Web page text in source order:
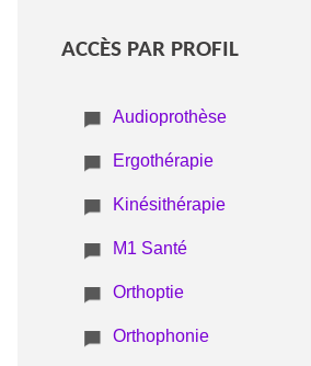
ACCÈS PAR PROFIL
Audioprothèse
Ergothérapie
Kinésithérapie
M1 Santé
Orthoptie
Orthophonie